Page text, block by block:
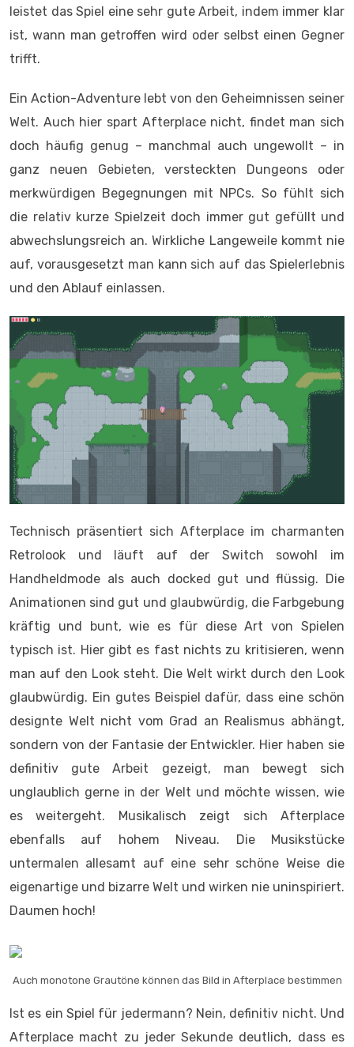
leistet das Spiel eine sehr gute Arbeit, indem immer klar
ist, wann man getroffen wird oder selbst einen Gegner
trifft.
Ein Action-Adventure lebt von den Geheimnissen seiner
Welt. Auch hier spart Afterplace nicht, findet man sich
doch häufig genug – manchmal auch ungewollt – in
ganz neuen Gebieten, versteckten Dungeons oder
merkwürdigen Begegnungen mit NPCs. So fühlt sich
die relativ kurze Spielzeit doch immer gut gefüllt und
abwechslungsreich an. Wirkliche Langeweile kommt nie
auf, vorausgesetzt man kann sich auf das Spielerlebnis
und den Ablauf einlassen.
Technisch präsentiert sich Afterplace im charmanten
Retrolook und läuft auf der Switch sowohl im
Handheldmode als auch docked gut und flüssig. Die
Animationen sind gut und glaubwürdig, die Farbgebung
kräftig und bunt, wie es für diese Art von Spielen
typisch ist. Hier gibt es fast nichts zu kritisieren, wenn
man auf den Look steht. Die Welt wirkt durch den Look
glaubwürdig. Ein gutes Beispiel dafür, dass eine schön
designte Welt nicht vom Grad an Realismus abhängt,
sondern von der Fantasie der Entwickler. Hier haben sie
definitiv gute Arbeit gezeigt, man bewegt sich
unglaublich gerne in der Welt und möchte wissen, wie
es weitergeht. Musikalisch zeigt sich Afterplace
ebenfalls auf hohem Niveau. Die Musikstücke
untermalen allesamt auf eine sehr schöne Weise die
eigenartige und bizarre Welt und wirken nie uninspiriert.
Daumen hoch!
Auch monotone Grautöne können das Bild in Afterplace bestimmen
Ist es ein Spiel für jedermann? Nein, definitiv nicht. Und
Afterplace macht zu jeder Sekunde deutlich, dass es